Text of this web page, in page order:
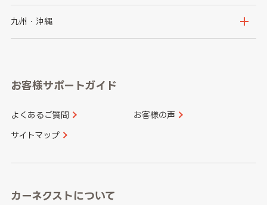
山梨県
愛知県
京都府
和歌山県
鳥取県
山口県
香川県 愛媛県
九州・沖縄
長崎県
大分県 宮崎県
お客様サポートガイド
よくあるご質問 お客様の声
サイトマップ
カーネクストについて